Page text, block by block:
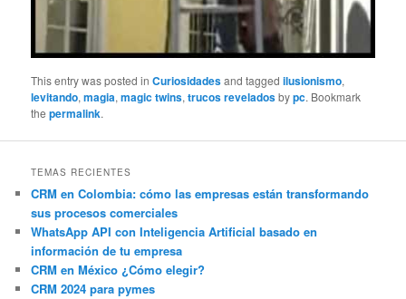
This entry was posted inCuriosidadesand taggedilusionismo,
levitando,magia,magic twins,trucos reveladosbypc. Bookmark
thepermalink.
TEMAS RECIENTES
CRM en Colombia: cómo las empresas están transformando
sus procesos comerciales
WhatsApp API con Inteligencia Artificial basado en
información de tu empresa
CRM en México ¿Cómo elegir?
CRM 2024 para pymes